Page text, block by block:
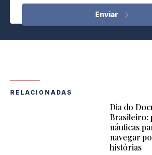
RELACIONADAS
Dia do
Brasileiro:
náuticas
navegar
histórias